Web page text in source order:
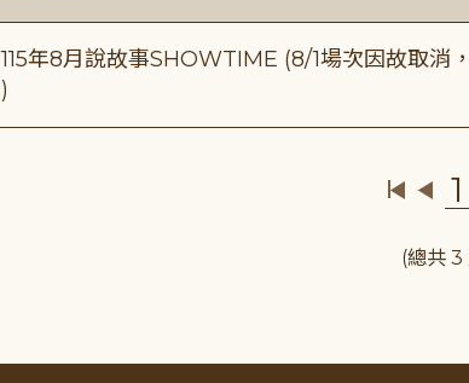
115年8月說故事SHOWTIME (8/1場次因故取消
1
(總共 3